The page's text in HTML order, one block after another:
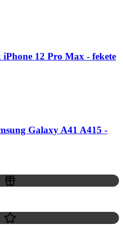
12 Pro Max - fekete
Galaxy A41 A415 -